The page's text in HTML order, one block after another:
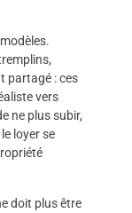
partagé : ces
vers
ne plus subir,
loyer se
doit plus être